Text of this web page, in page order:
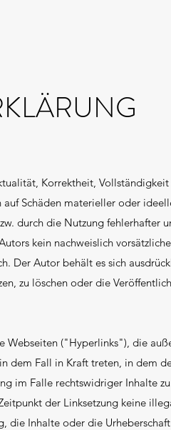
Korrektheit,
Schäden materieller oder
durch die Nutzung fehlerhafter
kein nachweislich
Der Autor behält es sich
zu löschen oder die
Webseiten ("Hyperlinks"), die
dem Fall in Kraft treten, in dem
im Falle rechtswidriger Inhalte
der Linksetzung keine
die Inhalte oder die